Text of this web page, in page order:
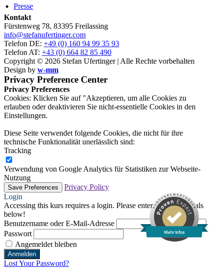
Presse
Kontakt
Fürstenweg 78, 83395 Freilassing
info@stefanufertinger.com
Telefon DE: +49 (0) 160 94 99 35 93
Telefon AT: +43 (0) 664 82 85 490
Copyright © 2026 Stefan Ufertinger | Alle Rechte vorbehalten
Design by w-mm
Privacy Preference Center
Privacy Preferences
Cookies: Klicken Sie auf "Akzeptieren, um alle Cookies zu
erlauben oder deaktivieren Sie nicht-essentielle Cookies in den
Einstellungen.
Diese Seite verwendet folgende Cookies, die nicht für ihre
technische Funktionalität unerlässlich sind:
Tracking
Verwendung von Google Analytics für Statistiken zur Webseite-
Nutzung
Privacy Policy
Login
Accessing this kurs requires a login. Please enter your credentials
below!
Benutzername oder E-Mail-Adresse
Passwort
Angemeldet bleiben
Lost Your Password?
Mehr Infos